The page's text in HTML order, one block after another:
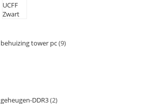
behuizing tower pc 9
geheugen-DDR3 2